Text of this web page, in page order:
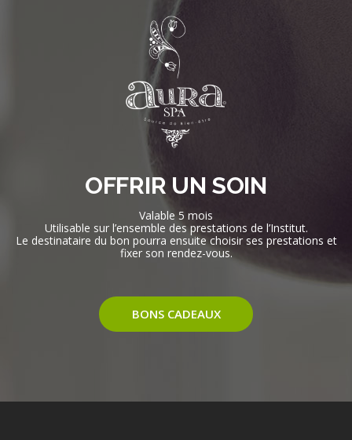
OFFRIR UN SOIN
Valable 5 mois
Utilisable sur l’ensemble des prestations de l’Institut.
Le destinataire du bon pourra ensuite choisir ses prestations et
fixer son rendez-vous.
BONS CADEAUX